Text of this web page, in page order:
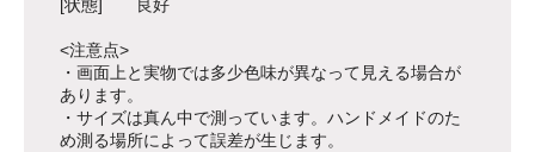
[状態] 良好
<注意点>
・画面上と実物では多少色味が異なって見える場合が
あります。
・サイズは真ん中で測っています。ハンドメイドのた
め測る場所によって誤差が生じます。